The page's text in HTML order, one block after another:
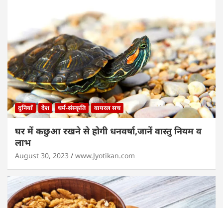
दुनियाँ देश धर्म-संस्कृति वायरल सच
घर में कछुआ रखने से होगी धनवर्षा,जानें वास्तु नियम व
लाभ
August 30, 2023 www.Jyotikan.com